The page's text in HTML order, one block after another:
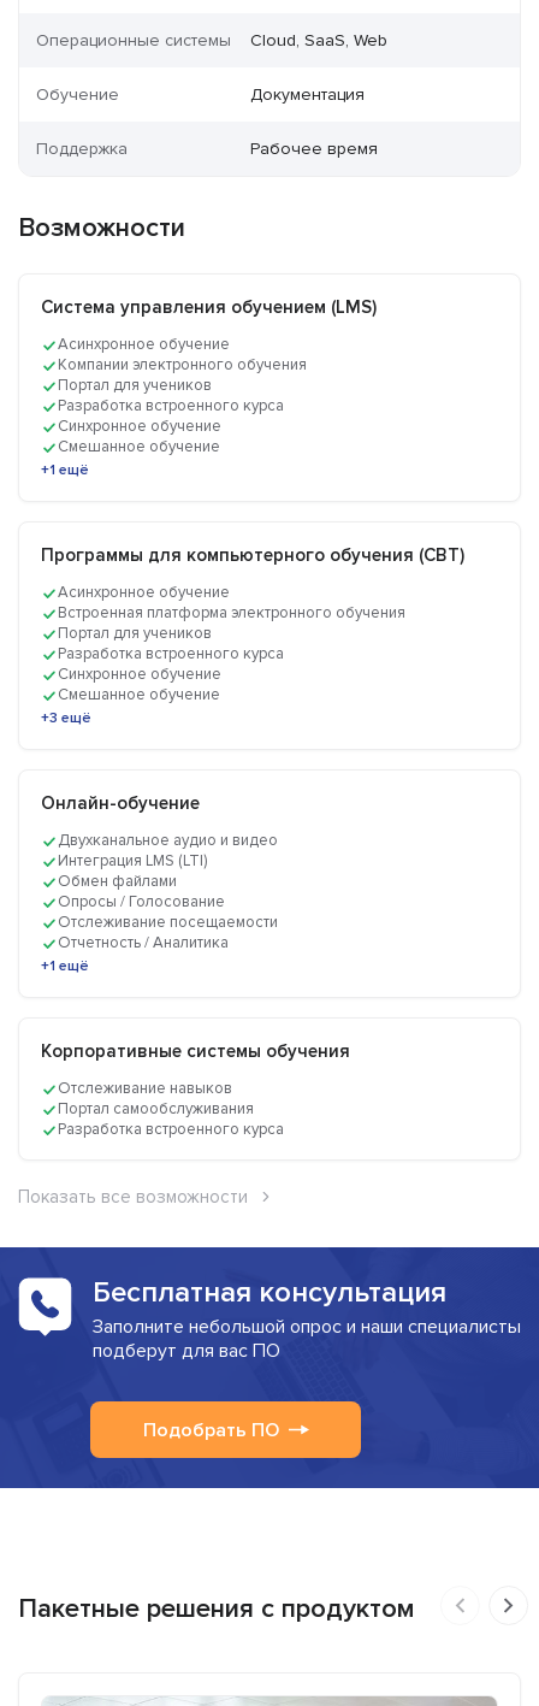
Операционные системы Cloud, SaaS, Web
Обучение Документация
Поддержка Рабочее время
Возможности
Система управления обучением (LMS)
Асинхронное обучение
Компании электронного обучения
Портал для учеников
Разработка встроенного курса
Синхронное обучение
Смешанное обучение
+1 ещё
Программы для компьютерного обучения (CBT)
Асинхронное обучение
Встроенная платформа электронного обучения
Портал для учеников
Разработка встроенного курса
Синхронное обучение
Смешанное обучение
+3 ещё
Онлайн-обучение
Двухканальное аудио и видео
Интеграция LMS (LTI)
Обмен файлами
Опросы / Голосование
Отслеживание посещаемости
Отчетность / Аналитика
+1 ещё
Корпоративные системы обучения
Отслеживание навыков
Портал самообслуживания
Разработка встроенного курса
Показать все возможности
Бесплатная консультация
Заполните небольшой опрос и наши специалисты
подберут для вас ПО
Подобрать ПО
Пакетные решения с продуктом